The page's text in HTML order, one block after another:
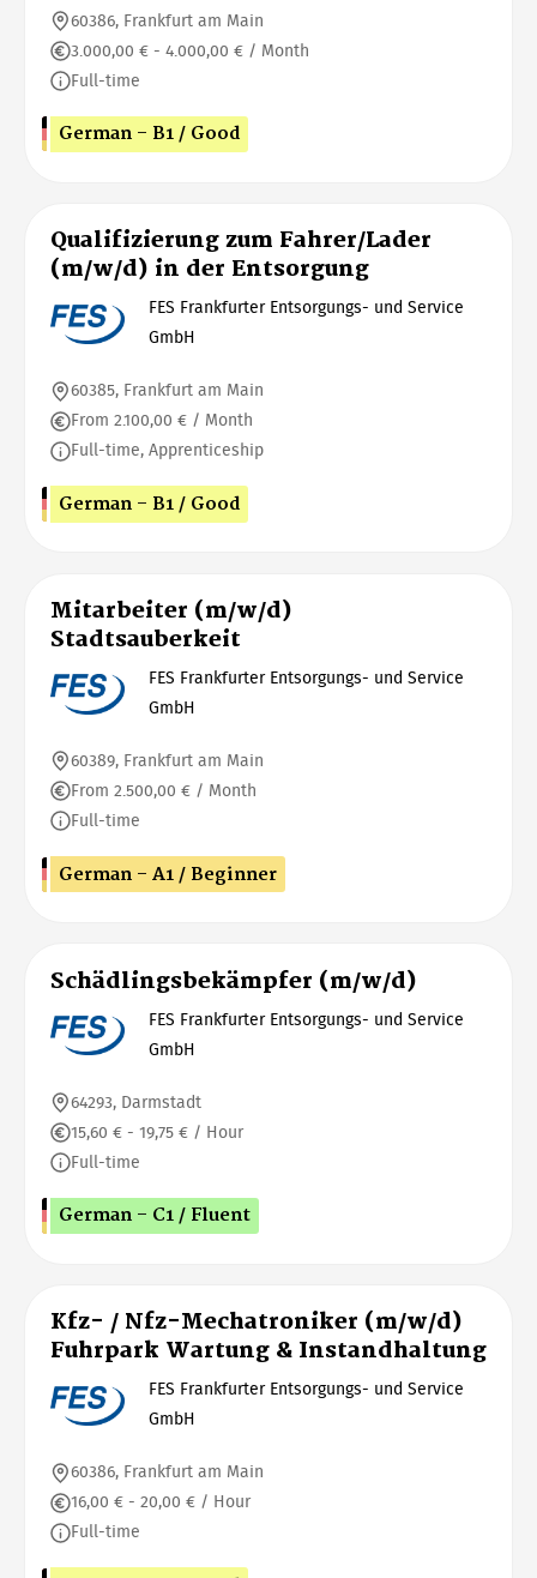
60386, Frankfurt am Main
3.000,00 € - 4.000,00 € / Month
Full-time
German - B1 / Good
Qualifizierung zum Fahrer/Lader
(m/w/d) in der Entsorgung
FES Frankfurter Entsorgungs- und Service
GmbH
60385, Frankfurt am Main
From 2.100,00 € / Month
Full-time, Apprenticeship
German - B1 / Good
Mitarbeiter (m/w/d)
Stadtsauberkeit
FES Frankfurter Entsorgungs- und Service
GmbH
60389, Frankfurt am Main
From 2.500,00 € / Month
Full-time
German - A1 / Beginner
Schädlingsbekämpfer (m/w/d)
FES Frankfurter Entsorgungs- und Service
GmbH
64293, Darmstadt
15,60 € - 19,75 € / Hour
Full-time
German - C1 / Fluent
Kfz- / Nfz-Mechatroniker (m/w/d)
Fuhrpark Wartung & Instandhaltung
FES Frankfurter Entsorgungs- und Service
GmbH
60386, Frankfurt am Main
16,00 € - 20,00 € / Hour
Full-time